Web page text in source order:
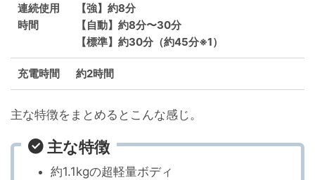
連続使用
時間
【強】約8分
【自動】約8分〜30分
【標準】約30分（約45分※1）
充電時間 約2時間
主な特徴をまとめるとこんな感じ。
主な特徴
約1.1kgの超軽量ボディ